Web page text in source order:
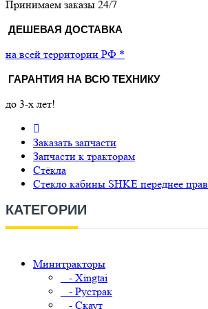
Принимаем заказы 24/7
ДЕШЕВАЯ ДОСТАВКА
на всей территории РФ *
ГАРАНТИЯ НА ВСЮ ТЕХНИКУ
до 3-х лет!
Заказать запчасти
Запчасти к тракторам
Стёкла
Стекло кабины SHKE переднее
КАТЕГОРИИ
Минитракторы
- Xingtai
- Рустрак
- Скаут